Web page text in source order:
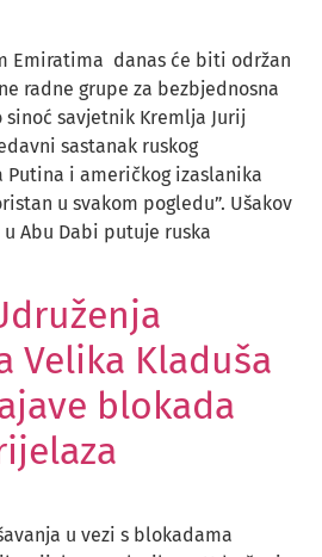
Emiratima danas će biti održan
radne grupe za bezbjednosna
savjetnik Kremlja Jurij
sastanak ruskog
i američkog izaslanika
u svakom pogledu”. Ušakov
Abu Dabi putuje ruska
Velika Kladuša
blokada
u vezi s blokadama